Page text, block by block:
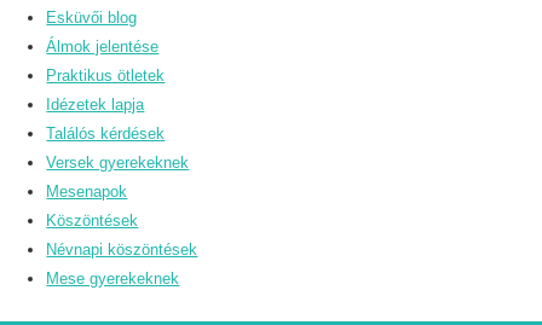
Esküvői blog
Álmok jelentése
Praktikus ötletek
Idézetek lapja
Találós kérdések
Versek gyerekeknek
Mesenapok
Köszöntések
Névnapi köszöntések
Mese gyerekeknek